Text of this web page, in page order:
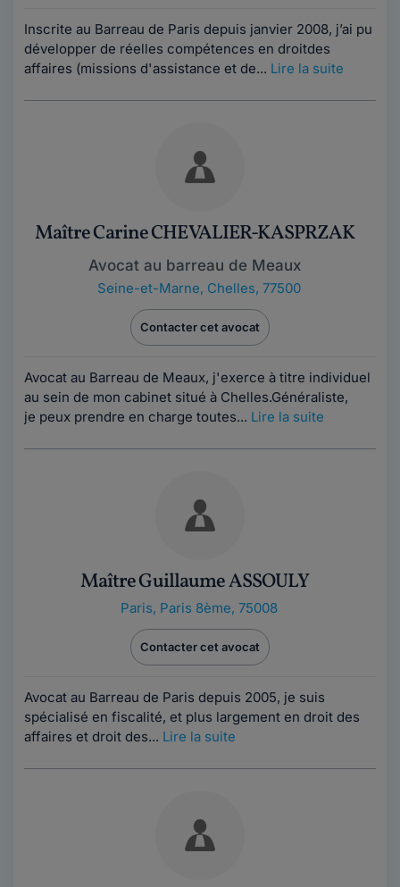
Inscrite au Barreau de Paris depuis janvier 2008, j’ai pu
développer de réelles compétences en droitdes
affaires (missions d'assistance et de... Lire la suite
Maître Carine CHEVALIER-KASPRZAK
Avocat au barreau de Meaux
Seine-et-Marne, Chelles, 77500
Contacter cet avocat
Avocat au Barreau de Meaux, j'exerce à titre individuel
au sein de mon cabinet situé à Chelles.Généraliste,
je peux prendre en charge toutes... Lire la suite
Maître Guillaume ASSOULY
Paris, Paris 8ème, 75008
Contacter cet avocat
Avocat au Barreau de Paris depuis 2005, je suis
spécialisé en fiscalité, et plus largement en droit des
affaires et droit des... Lire la suite